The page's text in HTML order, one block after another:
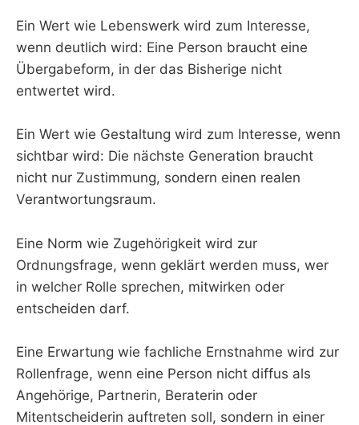
Ein Wert wie Lebenswerk wird zum Interesse,
wenn deutlich wird: Eine Person braucht eine
Übergabeform, in der das Bisherige nicht
entwertet wird.
Ein Wert wie Gestaltung wird zum Interesse, wenn
sichtbar wird: Die nächste Generation braucht
nicht nur Zustimmung, sondern einen realen
Verantwortungsraum.
Eine Norm wie Zugehörigkeit wird zur
Ordnungsfrage, wenn geklärt werden muss, wer
in welcher Rolle sprechen, mitwirken oder
entscheiden darf.
Eine Erwartung wie fachliche Ernstnahme wird zur
Rollenfrage, wenn eine Person nicht diffus als
Angehörige, Partnerin, Beraterin oder
Mitentscheiderin auftreten soll, sondern in einer